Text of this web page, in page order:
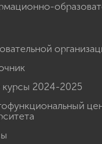
курсы 2024-2025